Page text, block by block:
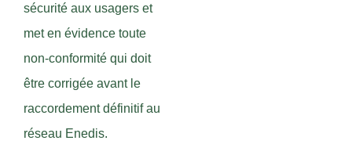
sécurité aux usagers et
met en évidence toute
non-conformité qui doit
être corrigée avant le
raccordement définitif au
réseau Enedis.